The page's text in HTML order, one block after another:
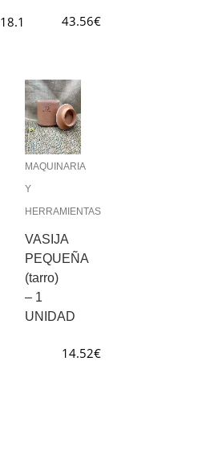
18.15 43.56€
MAQUINARIA
Y
HERRAMIENTAS
VASIJA
PEQUEÑA
(tarro)
– 1
UNIDAD
14.52€